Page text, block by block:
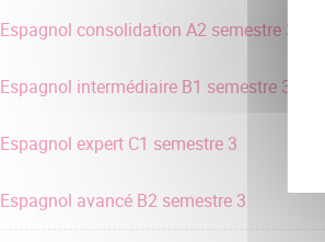
Espagnol consolidation A2 semestre 3
Espagnol intermédiaire B1 semestre 3
Espagnol expert C1 semestre 3
Espagnol avancé B2 semestre 3